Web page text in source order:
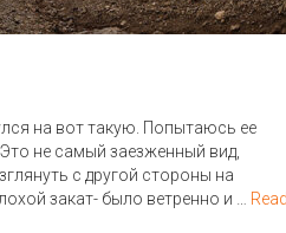
на вот такую. Попытаюсь ее
не самый заезженный вид,
с другой стороны на
закат- было ветренно и … Read